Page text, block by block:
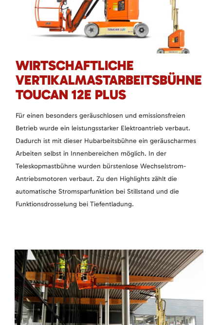
WIRTSCHAFTLICHE
VERTIKALMASTARBEITSBÜHNE
TOUCAN 12E PLUS
Für einen besonders geräuschlosen und emissionsfreien
Betrieb wurde ein leistungsstarker Elektroantrieb verbaut.
Dadurch ist mit dieser Hubarbeitsbühne ein geräuscharmes
Arbeiten selbst in Innenbereichen möglich. In der
Teleskopmastbühne wurden bürstenlose Wechselstrom-
Antriebsmotoren verbaut. Zu den Highlights zählt die
automatische Stromsparfunktion bei Stillstand und die
Funktionsdrosselung bei Tiefentladung.